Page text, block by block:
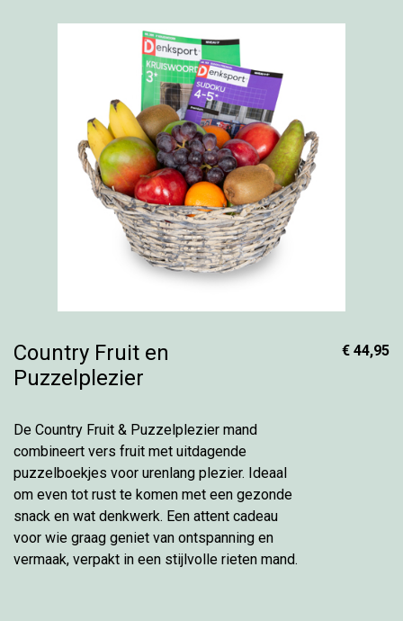
Country Fruit en
Puzzelplezier
De Country Fruit & Puzzelplezier mand
combineert vers fruit met uitdagende
puzzelboekjes voor urenlang plezier. Ideaal
om even tot rust te komen met een gezonde
snack en wat denkwerk. Een attent cadeau
voor wie graag geniet van ontspanning en
vermaak, verpakt in een stijlvolle rieten mand.
€ 44,95